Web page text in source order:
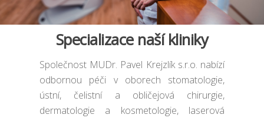
Specializace naší kliniky
Společnost MUDr. Pavel Krejzlík s.r.o. nabízí
odbornou péči v oborech stomatologie,
ústní, čelistní a obličejová chirurgie,
dermatologie a kosmetologie, laserová